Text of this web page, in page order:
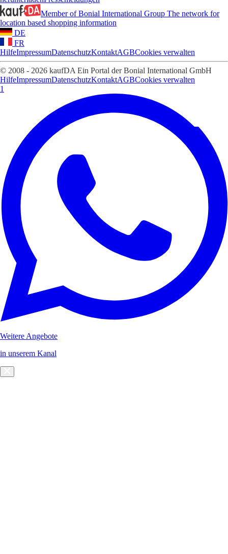
Member of Bonial International Group The network for
location based shopping information
DE
FR
HilfeImpressumDatenschutzKontaktAGBCookies verwalten
© 2008 - 2026 kaufDA Ein Portal der Bonial International GmbH
HilfeImpressumDatenschutzKontaktAGBCookies verwalten
1
Weitere Angebote
in unserem Kanal